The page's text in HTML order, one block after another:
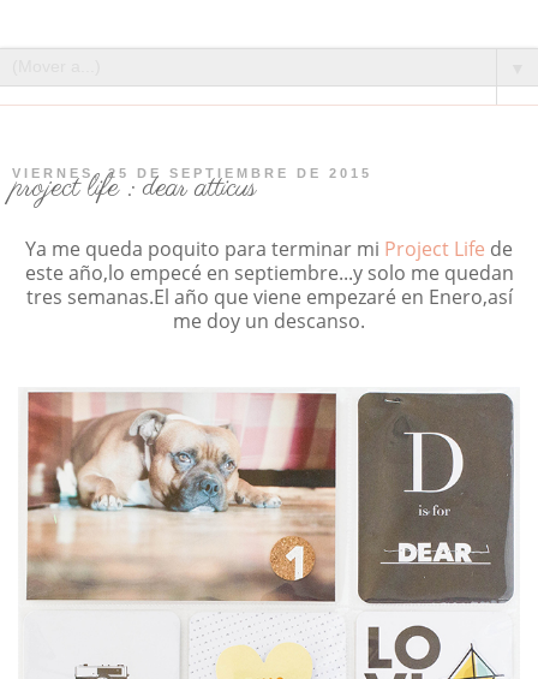
VIERNES, 25 DE SEPTIEMBRE DE 2015
project life : dear atticus
Ya me queda poquito para terminar mi Project Life de
este año,lo empecé en septiembre...y solo me quedan
tres semanas.El año que viene empezaré en Enero,así
me doy un descanso.